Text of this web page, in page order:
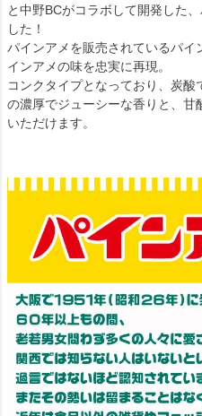
と中野BCがコラボして開発した
した！
パインアメを販売されているパ
インアメの味を忠実に再現。
コンクタイプとなっており、炭
の濃厚でジューシーな香りと、甘
いただけます。